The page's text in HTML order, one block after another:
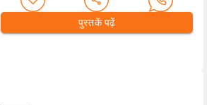
पुस्तकें पढ़ें